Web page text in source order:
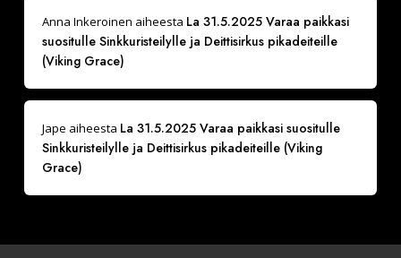
Anna Inkeroinen aiheesta La 31.5.2025 Varaa paikkasi
suositulle Sinkkuristeilylle ja Deittisirkus pikadeiteille
(Viking Grace)
Jape aiheesta La 31.5.2025 Varaa paikkasi suositulle
Sinkkuristeilylle ja Deittisirkus pikadeiteille (Viking
Grace)